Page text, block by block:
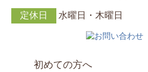
定休日 水曜日・木曜日
初めての方へ